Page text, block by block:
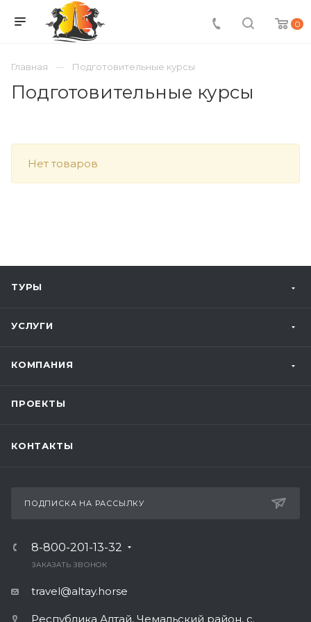
0
Главная Подготовительные курсы
Подготовительные курсы
Нет товаров
ТУРЫ
УСЛУГИ
КОМПАНИЯ
ПРОЕКТЫ
КОНТАКТЫ
ПОДПИСКА НА РАССЫЛКУ
8-800-201-13-32
ЗАКАЗАТЬ ЗВОНОК
travel@altay.horse
Республика Алтай, Чемальский район, с.